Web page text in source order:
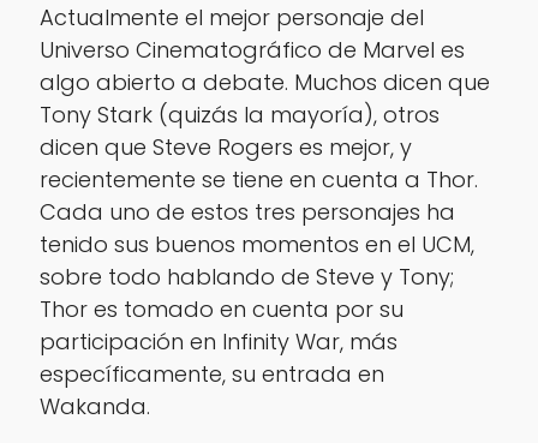
Actualmente el mejor personaje del
Universo Cinematográfico de Marvel es
algo abierto a debate. Muchos dicen que
Tony Stark (quizás la mayoría), otros
dicen que Steve Rogers es mejor, y
recientemente se tiene en cuenta a Thor.
Cada uno de estos tres personajes ha
tenido sus buenos momentos en el UCM,
sobre todo hablando de Steve y Tony;
Thor es tomado en cuenta por su
participación en Infinity War, más
específicamente, su entrada en
Wakanda.